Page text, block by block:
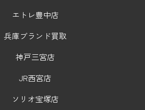
エトレ豊中店
兵庫ブランド買取
神戸三宮店
JR西宮店
ソリオ宝塚店